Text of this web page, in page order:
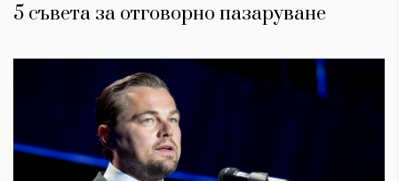
5 съвета за отговорно пазаруване